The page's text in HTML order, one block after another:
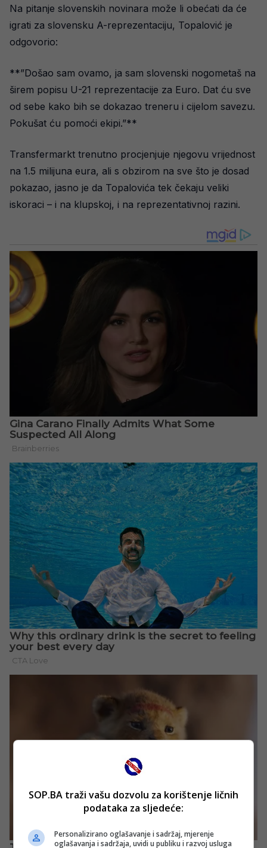
Na pitanje slovenskih novinara može li obećati da će
igrati za slovensku A-reprezentaciju, Topalović je
odgovorio:
**”Došao sam ovamo, ja sam slovenski nogometaš na
širem popisu U-21 reprezentacije za Euro. Dat ću sve
od sebe kako bih se dokazao treneru i cijelom savezu.
Pokušat ću pomoći ekipi.”**
Transfermarkt trenutno procjenjuje njegovu vrijednost
na 1.5 milijuna eura, ali s obzirom na sve što je dosad
pokazao, jasno je da Topalovića tek čekaju veliki
iskoraci – i na klupskoj, i na reprezentativnoj razini.
SOP.BA traži vašu dozvolu za korištenje ličnih
podataka za sljedeće:
Personalizirano oglašavanje i sadržaj, mjerenje
oglašavanja i sadržaja, uvidi u publiku i razvoj usluga